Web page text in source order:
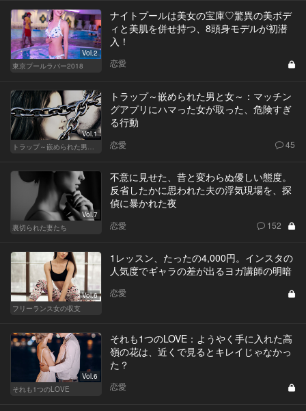
Vol.2
東京プールラバー2018
ナイトプールは美女の宝庫♡驚異の美ボデ
ィと美肌を併せ持つ、8頭身モデルが初潜
入！
恋愛
Vol.1
トラップ～嵌められた男と女～：マッチン
グアプリにハマった女が取った、危険すぎ
る行動
恋愛 45
Vol.7
裏切られた妻たち
不意に見せた、昔と変わらぬ優しい態度。
反省したかに思われた夫の浮気現場を、探
偵に暴かれた夜
恋愛 152
Vol.6
フリーランス女の収支
1レッスン、たったの4,000円。インスタの
人気度でギャラの差が出るヨガ講師の明暗
恋愛
Vol.6
それも1つのLOVE
それも1つのLOVE：ようやく手に入れた高
嶺の花は、近くで見るとキレイじゃなかっ
た？
恋愛